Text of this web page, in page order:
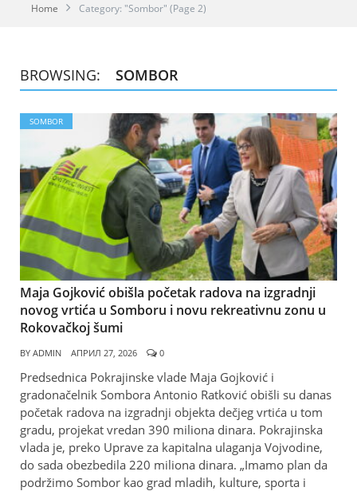
Home Category: "Sombor" (Page 2)
BROWSING: SOMBOR
SOMBOR
Maja Gojković obišla početak radova na izgradnji
novog vrtića u Somboru i novu rekreativnu zonu u
Rokovačkoj šumi
BY ADMIN АПРИЛ 27, 2026 0
Predsednica Pokrajinske vlade Maja Gojković i
gradonačelnik Sombora Antonio Ratković obišli su danas
početak radova na izgradnji objekta dečjeg vrtića u tom
gradu, projekat vredan 390 miliona dinara. Pokrajinska
vlada je, preko Uprave za kapitalna ulaganja Vojvodine,
do sada obezbedila 220 miliona dinara. „Imamo plan da
podržimo Sombor kao grad mladih, kulture, sporta i